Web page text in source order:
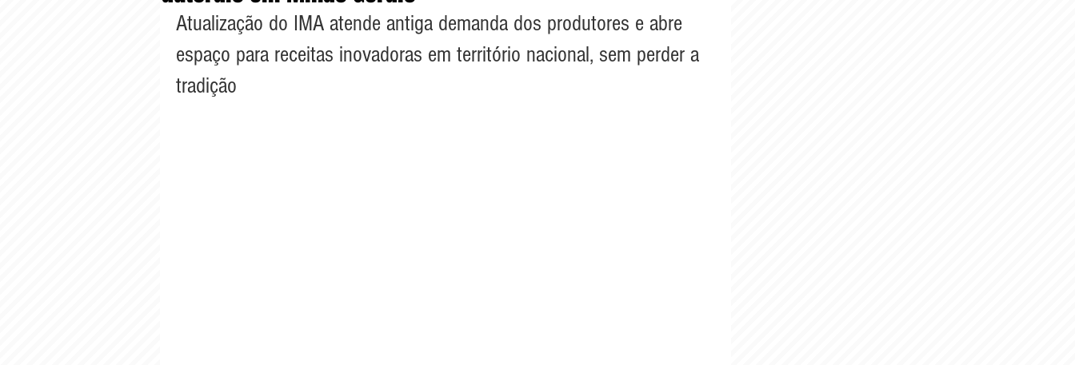
Atualização do IMA atende antiga demanda dos produtores e abre
espaço para receitas inovadoras em território nacional, sem perder a
tradição